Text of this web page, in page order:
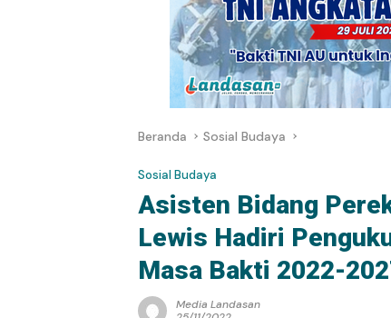
Beranda Sosial Budaya
Sosial Budaya
Asisten Bidang
Lewis Hadiri
Masa Bakti 2022-
Media Landasan